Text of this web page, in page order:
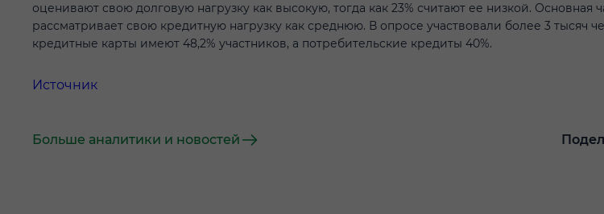
оценивают свою долговую нагрузку как высокую, тогда как 23% считают ее низкой. Основная
рассматривает свою кредитную нагрузку как среднюю. В опросе участвовали более 3 тысяч
кредитные карты имеют 48,2% участников, а потребительские кредиты 40%.
Источник
Больше аналитики и новостей